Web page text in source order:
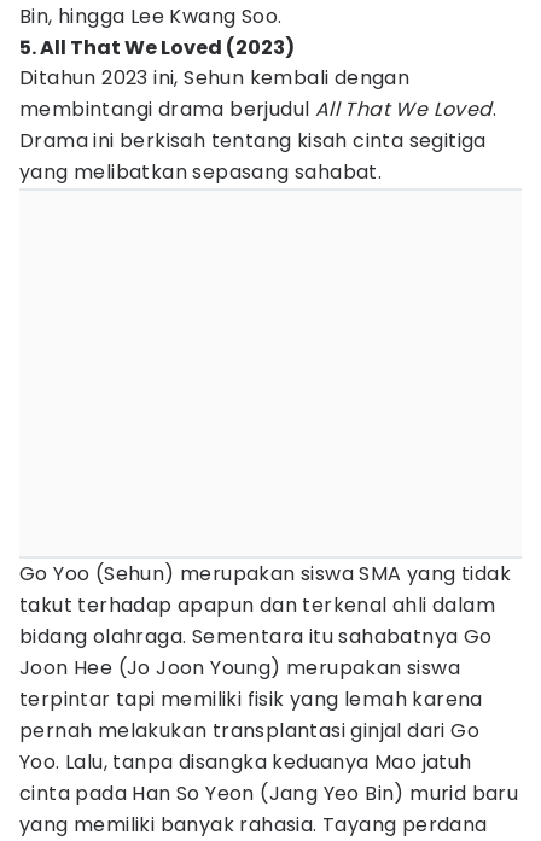
Bin, hingga Lee Kwang Soo.
5. All That We Loved (2023)
Ditahun 2023 ini, Sehun kembali dengan
membintangi drama berjudul All That We Loved.
Drama ini berkisah tentang kisah cinta segitiga
yang melibatkan sepasang sahabat.
Go Yoo (Sehun) merupakan siswa SMA yang tidak
takut terhadap apapun dan terkenal ahli dalam
bidang olahraga. Sementara itu sahabatnya Go
Joon Hee (Jo Joon Young) merupakan siswa
terpintar tapi memiliki fisik yang lemah karena
pernah melakukan transplantasi ginjal dari Go
Yoo. Lalu, tanpa disangka keduanya Mao jatuh
cinta pada Han So Yeon (Jang Yeo Bin) murid baru
yang memiliki banyak rahasia. Tayang perdana